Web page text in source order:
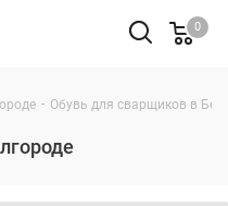
0
- Обувь для сварщиков в